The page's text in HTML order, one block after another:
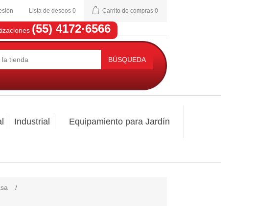
Lista de deseos 0 Carrito de compras 0
(55) 4172·6566
BÚSQUEDA
Industrial Equipamiento para Jardín
/